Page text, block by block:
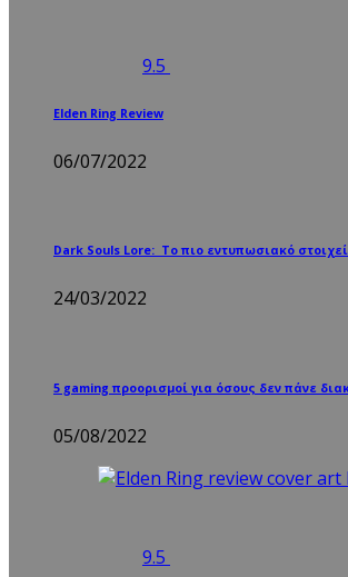
9.5
Elden Ring Review
06/07/2022
Dark Souls Lore: Το πιο εντυπωσιακό
24/03/2022
5 gaming προορισμοί για όσους δεν πάνε
05/08/2022
9.5